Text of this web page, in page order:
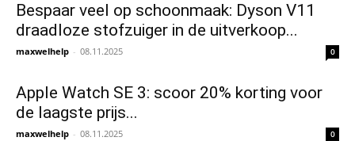
Bespaar veel op schoonmaak: Dyson V11
draadloze stofzuiger in de uitverkoop...
maxwelhelp - 08.11.2025 0
Apple Watch SE 3: scoor 20% korting voor
de laagste prijs...
maxwelhelp - 08.11.2025 0